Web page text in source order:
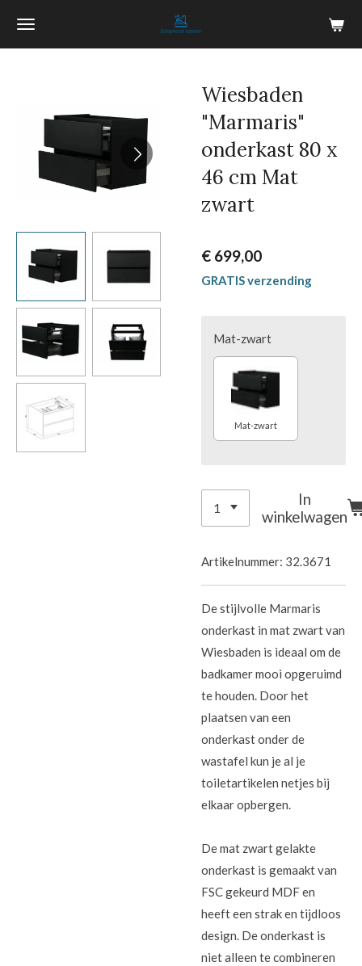
Ga
Wiesbaden
"Marmaris"
onderkast 80 x
46 cm Mat
zwart
€ 699,00
GRATIS verzending
Mat-zwart
Mat-zwart
In
winkelwagen
Artikelnummer: 32.3671
De stijlvolle Marmaris
onderkast in mat zwart van
Wiesbaden is ideaal om de
badkamer mooi opgeruimd
te houden. Door het
plaatsen van een
onderkast onder de
wastafel kun je al je
toiletartikelen netjes bij
elkaar opbergen.
De mat zwart gelakte
onderkast is gemaakt van
FSC gekeurd MDF en
heeft een strak en tijdloos
design. De onderkast is
niet alleen te combineren